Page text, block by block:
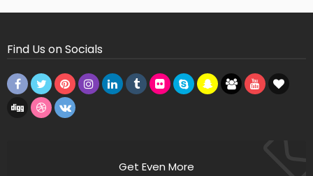
Find Us on Socials
Get Even More